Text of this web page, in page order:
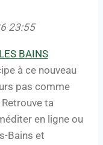
23:55
BAINS
à ce nouveau
pas comme
ta
en ligne ou
Bains et